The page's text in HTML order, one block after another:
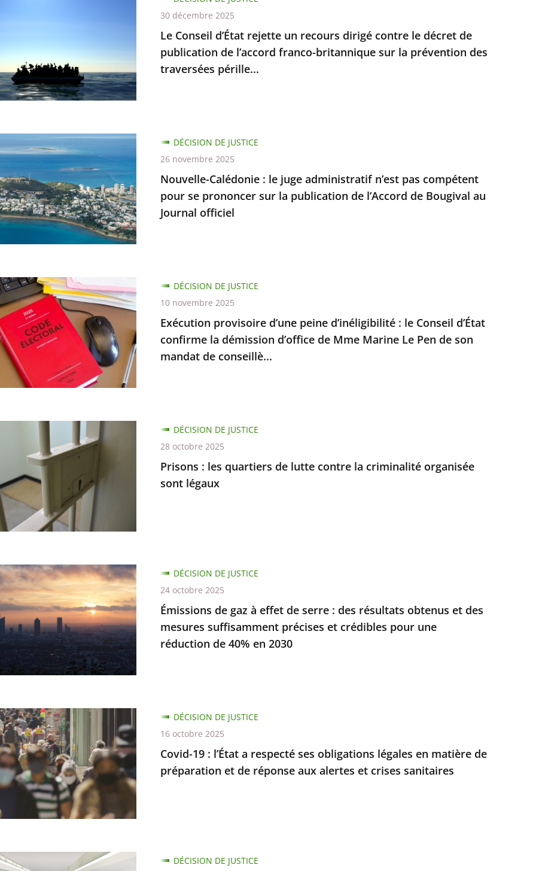
Le Conseil d’État rejette un recours dirigé contre le décret de
publication de l’accord franco-britannique sur la prévention des
traversées pérille...
30 décembre 2025
Nouvelle-Calédonie : le juge administratif n’est pas compétent
pour se prononcer sur la publication de l’Accord de Bougival au
Journal officiel
DÉCISION DE JUSTICE
26 novembre 2025
Exécution provisoire d’une peine d’inéligibilité : le Conseil d’État
confirme la démission d’office de Mme Marine Le Pen de son
mandat de conseillè...
DÉCISION DE JUSTICE
10 novembre 2025
Prisons : les quartiers de lutte contre la criminalité organisée
sont légaux
DÉCISION DE JUSTICE
28 octobre 2025
Émissions de gaz à effet de serre : des résultats obtenus et des
mesures suffisamment précises et crédibles pour une
réduction de 40% en 2030
DÉCISION DE JUSTICE
24 octobre 2025
Covid-19 : l’État a respecté ses obligations légales en matière de
préparation et de réponse aux alertes et crises sanitaires
DÉCISION DE JUSTICE
16 octobre 2025
DÉCISION DE JUSTICE